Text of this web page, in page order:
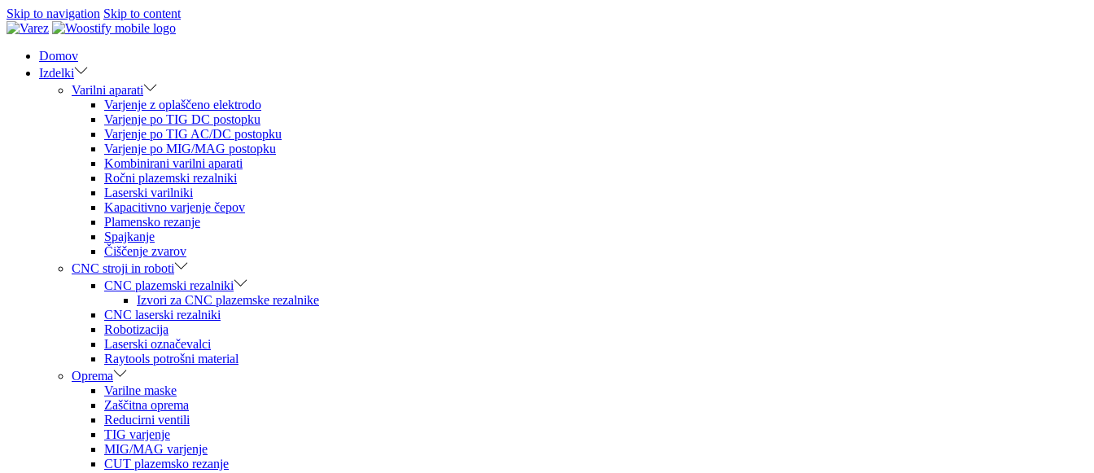
Skip to navigation Skip to content
Domov
Izdelki
Varilni aparati
Varjenje z oplaščeno elektrodo
Varjenje po TIG DC postopku
Varjenje po TIG AC/DC postopku
Varjenje po MIG/MAG postopku
Kombinirani varilni aparati
Ročni plazemski rezalniki
Laserski varilniki
Kapacitivno varjenje čepov
Plamensko rezanje
Spajkanje
Čiščenje zvarov
CNC stroji in roboti
CNC plazemski rezalniki
Izvori za CNC plazemske rezalnike
CNC laserski rezalniki
Robotizacija
Laserski označevalci
Raytools potrošni material
Oprema
Varilne maske
Zaščitna oprema
Reducirni ventili
TIG varjenje
MIG/MAG varjenje
CUT plazemsko rezanje